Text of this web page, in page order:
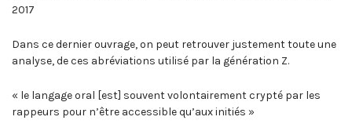
2017
Dans ce dernier ouvrage, on peut retrouver justement toute une
analyse, de ces abréviations utilisé par la génération Z.
« le langage oral [est] souvent volontairement crypté par les
rappeurs pour n’être accessible qu’aux initiés »